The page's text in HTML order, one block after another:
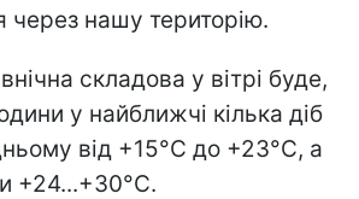
через нашу територію.
складова у вітрі буде,
у найближчі кілька діб
від +15°С до +23°С, а
+24...+30°C.